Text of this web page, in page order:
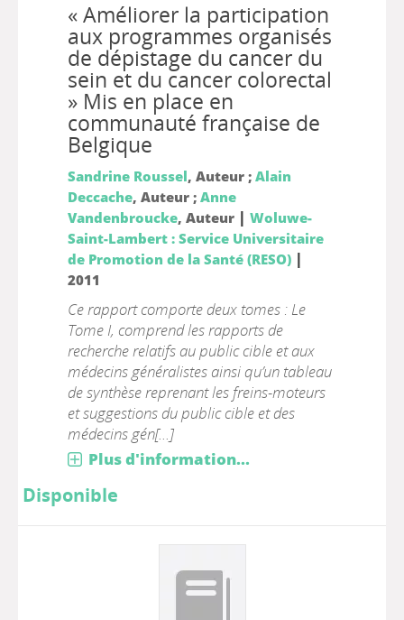
« Améliorer la participation
aux programmes organisés
de dépistage du cancer du
sein et du cancer colorectal
» Mis en place en
communauté française de
Belgique
Sandrine Roussel, Auteur ; Alain
Deccache, Auteur ; Anne
Vandenbroucke, Auteur | Woluwe-
Saint-Lambert : Service Universitaire
de Promotion de la Santé (RESO)|
2011
Ce rapport comporte deux tomes : Le
Tome I, comprend les rapports de
recherche relatifs au public cible et aux
médecins généralistes ainsi qu’un tableau
de synthèse reprenant les freins-moteurs
et suggestions du public cible et des
médecins gén[...]
Plus d'information...
Disponible